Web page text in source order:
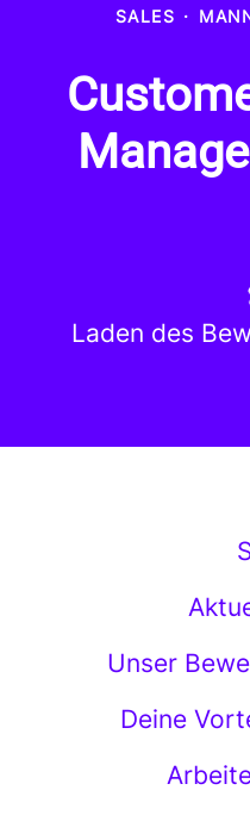
SALES ·
Laden des
Unser
Deine